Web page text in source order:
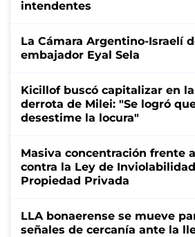
intendentes
La Cámara Argentino-Israelí
embajador Eyal Sela
Kicillof buscó capitalizar en
derrota de Milei: "Se logró
desestime la locura"
Masiva concentración frente
contra la Ley de
Propiedad Privada
LLA bonaerense se mueve
señales de cercanía ante la